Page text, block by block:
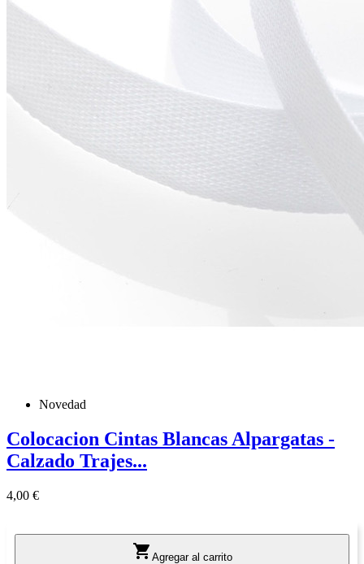
Novedad
Colocacion Cintas Blancas Alpargatas -
Calzado Trajes...
Precio
4,00 €
 Agregar al carrito